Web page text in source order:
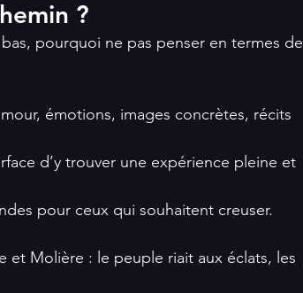
?
pourquoi ne pas penser en termes de
émotions, images concrètes, récits
d’y trouver une expérience pleine et
pour ceux qui souhaitent creuser.
et Molière : le peuple riait aux éclats, les